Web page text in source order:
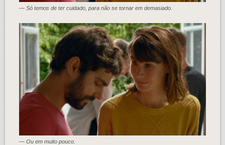
— Só temos de ter cuidado, para não se tornar em demasiado.
— Ou em muito pouco.